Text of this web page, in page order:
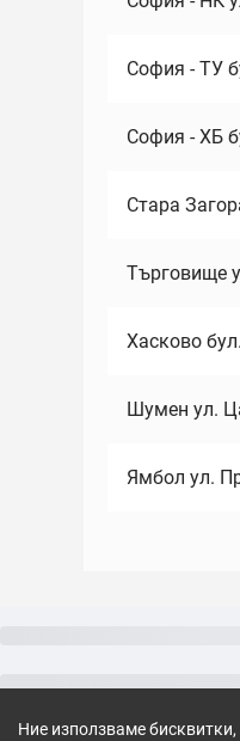
София - ТУ
София - ХБ
Стара
Търговище
Хасково
Шумен ул.
Ямбол ул.
Ние използваме